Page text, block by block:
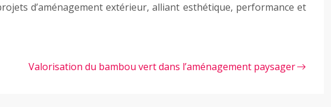
d’aménagement extérieur, alliant esthétique, performance et
Valorisation du bambou vert dans l’aménagement paysager